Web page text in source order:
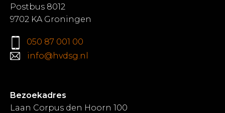
Postbus 8012
9702 KA Groningen
050 87 001 00
info@hvdsg.nl
Bezoekadres
Laan Corpus den Hoorn 100